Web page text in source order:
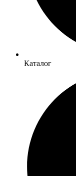
Каталог